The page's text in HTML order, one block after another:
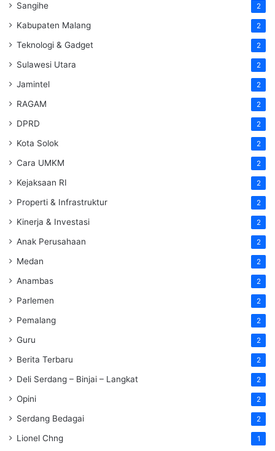
Sangihe 2
Kabupaten Malang 2
Teknologi & Gadget 2
Sulawesi Utara 2
Jamintel 2
RAGAM 2
DPRD 2
Kota Solok 2
Cara UMKM 2
Kejaksaan RI 2
Properti & Infrastruktur 2
Kinerja & Investasi 2
Anak Perusahaan 2
Medan 2
Anambas 2
Parlemen 2
Pemalang 2
Guru 2
Berita Terbaru 2
Deli Serdang – Binjai – Langkat 2
Opini 2
Serdang Bedagai 2
Lionel Chng 1